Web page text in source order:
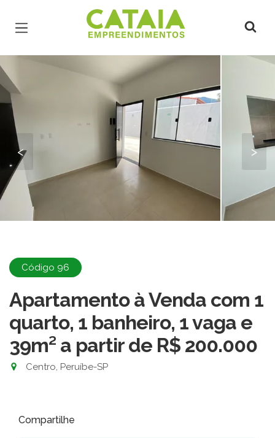
Página inicial
< >
Código 96
Apartamento à Venda com 1
quarto, 1 banheiro, 1 vaga e
39m² a partir de R$ 200.000
Centro, Peruíbe-SP
Compartilhe